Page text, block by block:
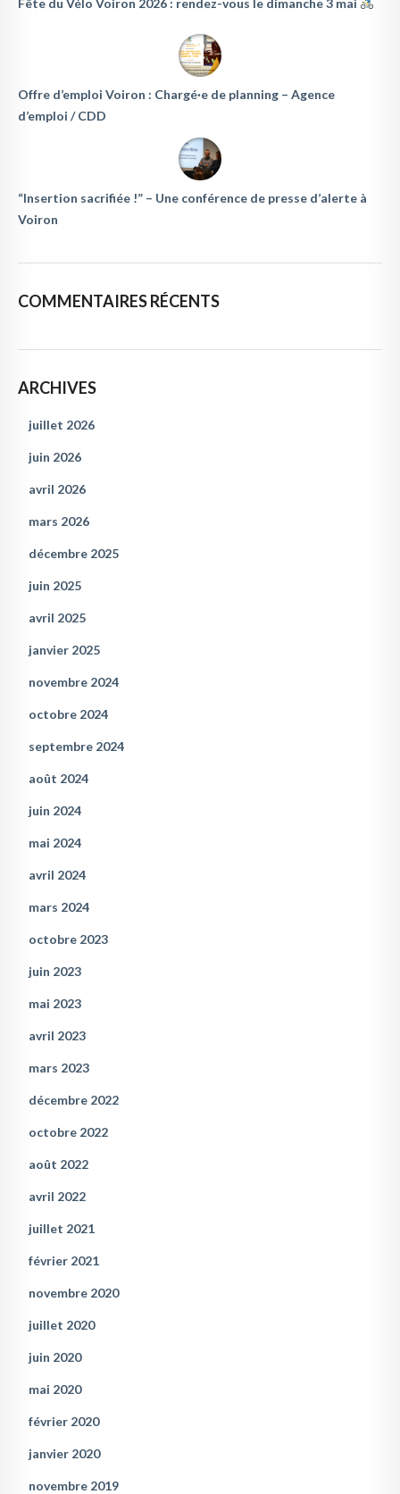
Offre d’emploi Voiron : Chargé·e de planning – Agence
d’emploi / CDD
“Insertion sacrifiée !” – Une conférence de presse d’alerte à
Voiron
COMMENTAIRES RÉCENTS
ARCHIVES
juillet 2026
juin 2026
avril 2026
mars 2026
décembre 2025
juin 2025
avril 2025
janvier 2025
novembre 2024
octobre 2024
septembre 2024
août 2024
juin 2024
mai 2024
avril 2024
mars 2024
octobre 2023
juin 2023
mai 2023
avril 2023
mars 2023
décembre 2022
octobre 2022
août 2022
avril 2022
juillet 2021
février 2021
novembre 2020
juillet 2020
juin 2020
mai 2020
février 2020
janvier 2020
novembre 2019